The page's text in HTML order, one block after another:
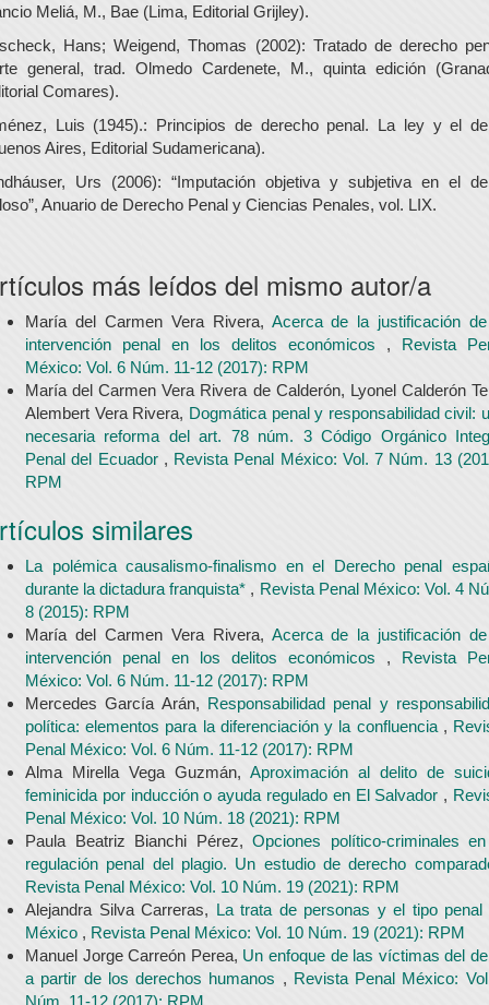
Meliá, M., Bae (Lima, Editorial Grijley).
Hans; Weigend, Thomas (2002): Tratado de derecho
general, trad. Olmedo Cardenete, M., quinta edición
Comares).
Luis (1945).: Principios de derecho penal. La ley y el
Aires, Editorial Sudamericana).
Urs (2006): “Imputación objetiva y subjetiva en el
Anuario de Derecho Penal y Ciencias Penales, vol. LIX.
más leídos del mismo autor/a
María del Carmen Vera Rivera, Acerca de la justificación
intervención penal en los delitos económicos , Revista
México: Vol. 6 Núm. 11-12 (2017): RPM
María del Carmen Vera Rivera de Calderón, Lyonel Calderón
Alembert Vera Rivera, Dogmática penal y responsabilidad civil:
necesaria reforma del art. 78 núm. 3 Código Orgánico
Penal del Ecuador , Revista Penal México: Vol. 7 Núm. 13
RPM
similares
La polémica causalismo-finalismo en el Derecho penal
durante la dictadura franquista* , Revista Penal México: Vol. 4
8 (2015): RPM
María del Carmen Vera Rivera, Acerca de la justificación
intervención penal en los delitos económicos , Revista
México: Vol. 6 Núm. 11-12 (2017): RPM
Mercedes García Arán, Responsabilidad penal y
política: elementos para la diferenciación y la confluencia ,
Penal México: Vol. 6 Núm. 11-12 (2017): RPM
Alma Mirella Vega Guzmán, Aproximación al delito de
feminicida por inducción o ayuda regulado en El Salvador ,
Penal México: Vol. 10 Núm. 18 (2021): RPM
Paula Beatriz Bianchi Pérez,Opciones político-criminales
regulación penal del plagio. Un estudio de derecho
Revista Penal México: Vol. 10 Núm. 19 (2021): RPM
Alejandra Silva Carreras, La trata de personas y el tipo penal
México , Revista Penal México: Vol. 10 Núm. 19 (2021): RPM
Manuel Jorge Carreón Perea, Un enfoque de las víctimas del
a partir de los derechos humanos , Revista Penal México:
Núm. 11-12 (2017): RPM